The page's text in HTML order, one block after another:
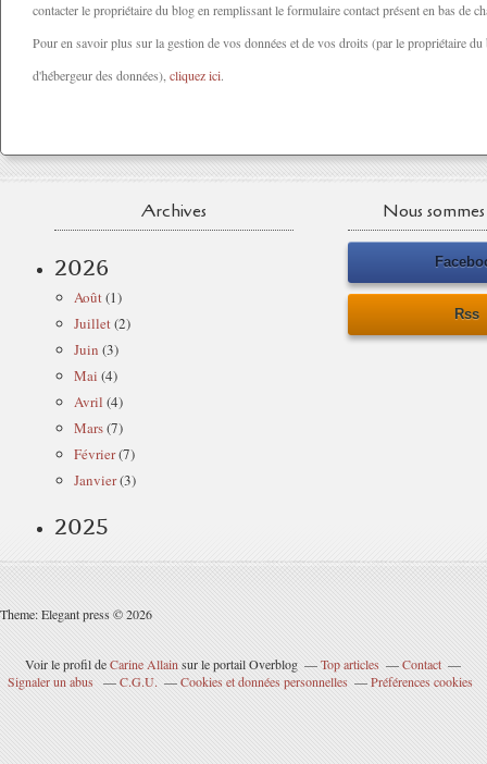
contacter le propriétaire du blog en remplissant le formulaire contact présent en bas de
Pour en savoir plus sur la gestion de vos données et de vos droits (par le propriétaire du
d'hébergeur des données), cliquez ici.
Archives
2026
Août(1)
Juillet(2)
Juin (3)
Mai (4)
Avril (4)
Mars(7)
Février(7)
Janvier(3)
2025
Nous
Rss
Theme: Elegant press © 2026
Voir le profil deCarine Allainsur le portail Overblog Top articles
Contact
Signaler un abus
C.G.U. Cookies et données personnelles Préférences cookies